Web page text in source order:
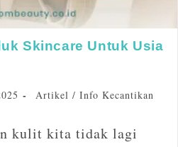
Skincare Untuk Usia
Artikel / Info Kecantikan
kulit kita tidak lagi